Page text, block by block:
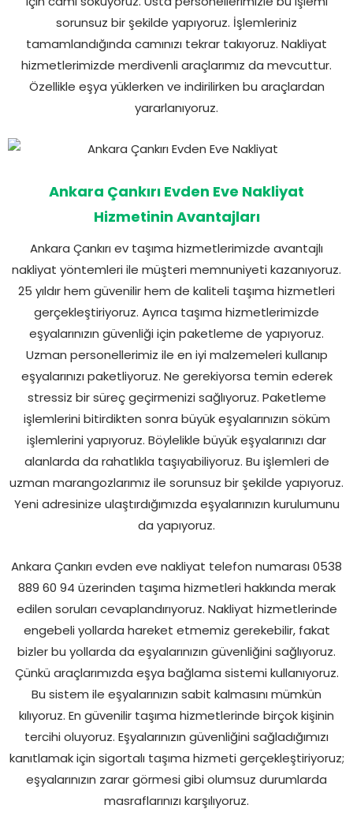
sorunsuz bir şekilde yapıyoruz. İşlemleriniz
tamamlandığında camınızı tekrar takıyoruz. Nakliyat
hizmetlerimizde merdivenli araçlarımız da mevcuttur.
Özellikle eşya yüklerken ve indirilirken bu araçlardan
yararlanıyoruz.
Ankara Çankırı Evden Eve Nakliyat
Hizmetinin Avantajları
Ankara Çankırı ev taşıma hizmetlerimizde avantajlı
nakliyat yöntemleri ile müşteri memnuniyeti kazanıyoruz.
25 yıldır hem güvenilir hem de kaliteli taşıma hizmetleri
gerçekleştiriyoruz. Ayrıca taşıma hizmetlerimizde
eşyalarınızın güvenliği için paketleme de yapıyoruz.
Uzman personellerimiz ile en iyi malzemeleri kullanıp
eşyalarınızı paketliyoruz. Ne gerekiyorsa temin ederek
stressiz bir süreç geçirmenizi sağlıyoruz. Paketleme
işlemlerini bitirdikten sonra büyük eşyalarınızın söküm
işlemlerini yapıyoruz. Böylelikle büyük eşyalarınızı dar
alanlarda da rahatlıkla taşıyabiliyoruz. Bu işlemleri de
uzman marangozlarımız ile sorunsuz bir şekilde yapıyoruz.
Yeni adresinize ulaştırdığımızda eşyalarınızın kurulumunu
da yapıyoruz.
Ankara Çankırı evden eve nakliyat telefon numarası 0538
889 60 94 üzerinden taşıma hizmetleri hakkında merak
edilen soruları cevaplandırıyoruz. Nakliyat hizmetlerinde
engebeli yollarda hareket etmemiz gerekebilir, fakat
bizler bu yollarda da eşyalarınızın güvenliğini sağlıyoruz.
Çünkü araçlarımızda eşya bağlama sistemi kullanıyoruz.
Bu sistem ile eşyalarınızın sabit kalmasını mümkün
kılıyoruz. En güvenilir taşıma hizmetlerinde birçok kişinin
tercihi oluyoruz. Eşyalarınızın güvenliğini sağladığımızı
kanıtlamak için sigortalı taşıma hizmeti gerçekleştiriyoruz;
eşyalarınızın zarar görmesi gibi olumsuz durumlarda
masraflarınızı karşılıyoruz.